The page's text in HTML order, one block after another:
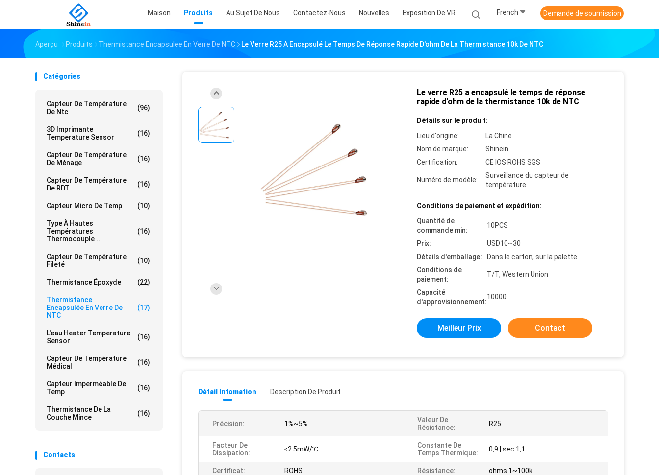
Maison Produits Au Sujet De Nous Contactez-Nous Nouvelles Exposition De VR French Demande de soumission
Aperçu Produits Thermistance Encapsulée En Verre De NTC Le Verre R25 A Encapsulé Le Temps De Réponse Rapide D'ohm De La Thermistance 10k De NTC
Catégories
Capteur De Température
De Ntc
(96)
3D Imprimante
Temperature Sensor
(16)
Capteur De Température
De Ménage
(16)
Capteur De Température
De RDT
(16)
Capteur Micro De Temp (10)
Type À Hautes
Températures
Thermocouple ...
(16)
Capteur De Température
Fileté
(10)
Thermistance Époxyde (22)
Thermistance
Encapsulée En Verre De
NTC
(17)
L'eau Heater Temperature
Sensor
(16)
Capteur De Température
Médical
(16)
Capteur Imperméable De
Temp
(16)
Thermistance De La
Couche Mince
(16)
Contacts
Le verre R25 a encapsulé le temps de réponse
rapide d'ohm de la thermistance 10k de NTC
Détails sur le produit:
Lieu d'origine:
La Chine
Nom de marque:
Shinein
Certification:
CE IOS ROHS SGS
Numéro de modèle:
Surveillance du capteur de
température
Conditions de paiement et expédition:
Quantité de
commande min:
10PCS
Prix:
USD10~30
Détails d'emballage:
Dans le carton, sur la palette
Conditions de
paiement:
T/T, Western Union
Capacité
d'approvisionnement:
10000
Meilleur Prix Contact
Détail Infomation Description De Produit
Précision: 1%~5%
Valeur De
Résistance:
R25
Facteur De
Dissipation:
≤2.5mW/℃
Constante De
Temps Thermique:
0,9 | sec 1,1
Certificat: ROHS Résistance: ohms 1~100k